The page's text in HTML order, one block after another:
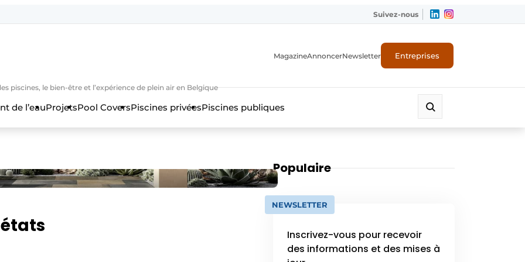
Suivez-nous
piscines, le bien-être et l’expérience de plein air en Belgique
MagazineAnnoncerNewsletter Entreprises
de l’eauProjetsPool CoversPiscines privéesPiscines publiques
Populaire
NEWSLETTER
Inscrivez-vous pour recevoir
des informations et des mises à